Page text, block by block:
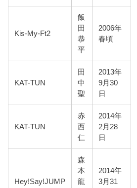
Kis-My-Ft2
飯
田
恭
平
2006年
春頃
KAT-TUN
田
中
聖
2013年
9月30
日
KAT-TUN
赤
西
仁
2014年
2月28
日
Hey!Say!JUMP
森
本
龍
2014年
3月31